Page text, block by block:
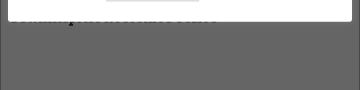
Gewinnspiele kostenlos seriös